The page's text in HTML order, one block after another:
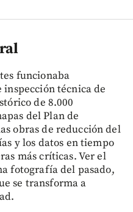
funcionaba
inspección técnica de
de 8.000
del Plan de
obras de reducción del
y los datos en tiempo
más críticas. Ver el
fotografía del pasado,
se transforma a